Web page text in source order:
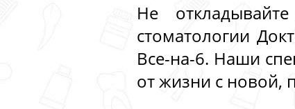
Не
стоматологии
Все-на-6. Наши
от жизни с новой,